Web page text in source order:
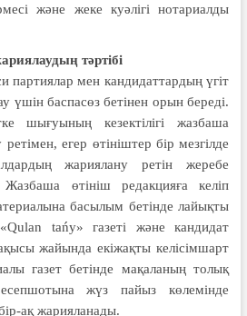
және жеке куәлігі нотариалды
тәртібі
партиялар мен кандидаттардың үгіт
үшін баспасөз бетінен орын береді.
шығуының кезектілігі жазбаша
ретімен, егер өтініштер бір мезгілде
жариялану ретін жеребе
Жазбаша өтініш редакцияға келіп
басылым бетінде лайықты
tańy» газеті және кандидат
жайында екіжақты келісімшарт
газет бетінде мақаланың толық
жүз пайыз көлемінде
ақ жарияланады.